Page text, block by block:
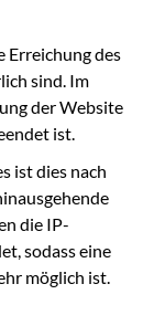
Erreichung des
sind. Im
der Website
ist.
ist dies nach
die IP-
sodass eine
möglich ist.